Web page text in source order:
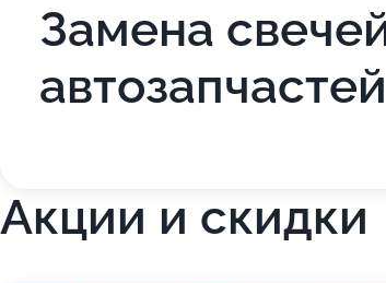
Замена
Акции и скидки